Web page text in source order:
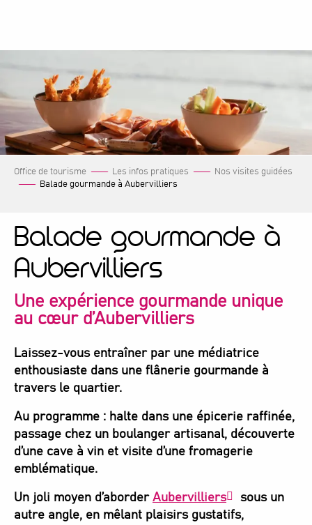
Office de tourisme Les infos pratiques
Nos visites guidées
Balade gourmande à Aubervilliers
Balade gourmande à
Aubervilliers
Une expérience gourmande unique
au cœur d’Aubervilliers
Laissez-vous entraîner par une médiatrice
enthousiaste dans une flânerie gourmande à
travers le quartier.
Au programme : halte dans une épicerie raffinée,
passage chez un boulanger artisanal, découverte
d’une cave à vin et visite d’une fromagerie
emblématique.
Un joli moyen d’aborder Aubervilliers
sous un
autre angle, en mêlant plaisirs gustatifs,